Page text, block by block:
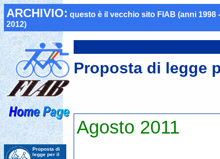
ARCHIVIO: questo è il vecchio sito FIAB (anni 1998 -
2012)
Proposta di
legge per il
Proposta di legge
Agosto 2011